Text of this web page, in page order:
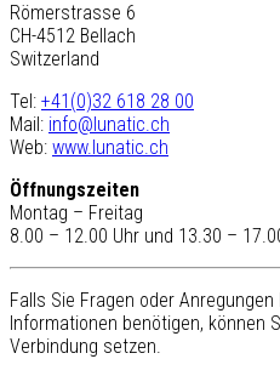
Römerstrasse 6
CH-4512 Bellach
Switzerland
Tel: +41(0)32 618 28 00
Mail: info@lunatic.ch
Web: www.lunatic.ch
Öffnungszeiten
Montag – Freitag
8.00 – 12.00 Uhr und 13.30 –
Falls Sie Fragen oder
Informationen benötigen, können
Verbindung setzen.